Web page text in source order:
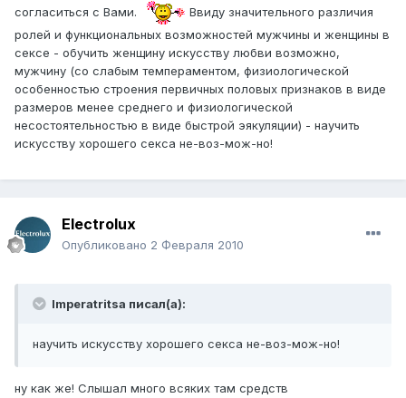
согласиться с Вами.
Ввиду значительного различия
ролей и функциональных возможностей мужчины и женщины в
сексе - обучить женщину искусству любви возможно,
мужчину (со слабым темпераментом, физиологической
особенностью строения первичных половых признаков в виде
размеров менее среднего и физиологической
несостоятельностью в виде быстрой эякуляции) - научить
искусству хорошего секса не-воз-мож-но!
Electrolux
Опубликовано 2 Февраля 2010
Imperatritsa писал(а):
научить искусству хорошего секса не-воз-мож-но!
ну как же! Слышал много всяких там средств